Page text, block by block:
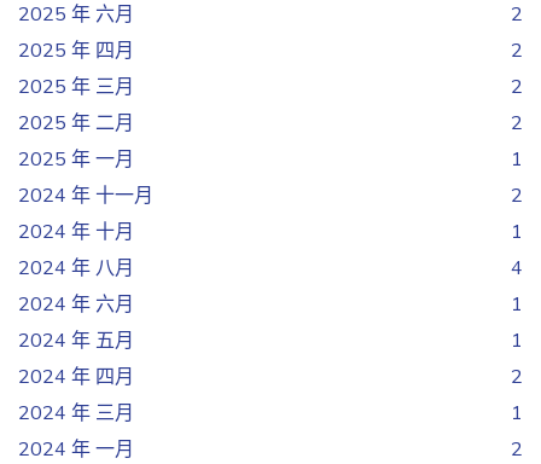
2025 年 六月
2
2025 年 四月
2
2025 年 三月
2
2025 年 二月
2
2025 年 一月
1
2024 年 十一月
2
2024 年 十月
1
2024 年 八月
4
2024 年 六月
1
2024 年 五月
1
2024 年 四月
2
2024 年 三月
1
2024 年 一月
2